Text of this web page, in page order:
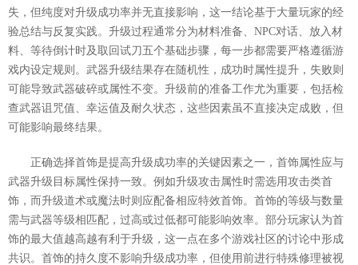
失，但纯度对升级成功率并无直接影响，这一结论基于大量玩家的经
验总结与反复实践。升级过程通常分为材料准备、NPC对话、放入材
料、等待倒计时及取回试刀五个基础步骤，每一步都需要严格遵循游
戏内设定规则。武器升级结果存在随机性，成功时属性提升，失败则
可能导致武器破碎或属性不变。升级前的准备工作尤为重要，包括检
查武器诅咒值、幸运值及耐久状态，这些因素虽不直接决定成败，但
可能影响最终结果。
正确选择首饰是提高升级成功率的关键因素之一，首饰属性应与
武器升级目标属性保持一致。例如升级攻击属性时需选用攻击类首
饰，而升级道术或魔法时则应配备相应特效首饰。首饰的等级与数量
需与武器等级相匹配，过高或过低都可能影响效率。部分玩家认为首
饰的最大值越高越有利于升级，这一点在多个游戏社区的讨论中形成
共识。首饰的持久度不影响升级成功率，但使用前进行特殊修理被视